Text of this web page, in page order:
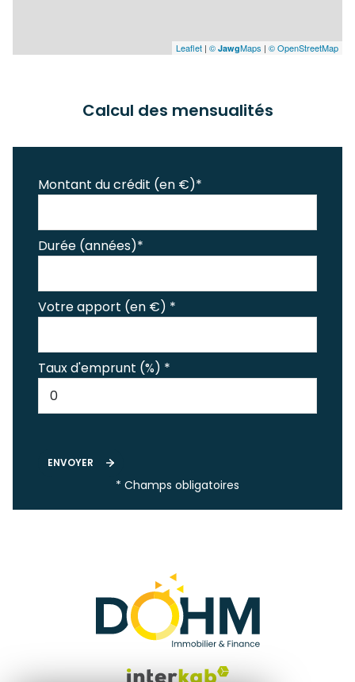
Leaflet | © JawgMaps | © OpenStreetMap
Calcul des mensualités
Montant du crédit (en €)*
Durée (années)*
Votre apport (en €) *
Taux d'emprunt (%) *
ENVOYER
* Champs obligatoires